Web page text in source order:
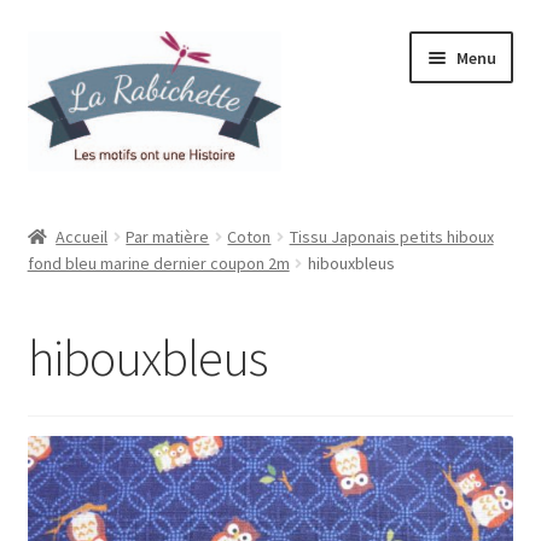
la
navigation
contenu
Menu
Contact
Mon compte
Panier
Accueil Par matière Coton
Tissu Japonais petits hiboux
fond bleu marine dernier coupon 2m
hibouxbleus
hibouxbleus